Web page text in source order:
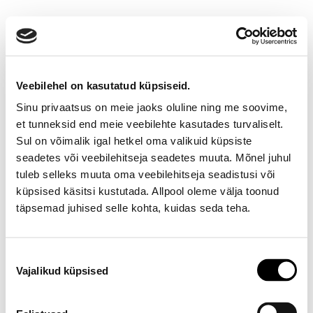
Veebilehel on kasutatud küpsiseid.
Sinu privaatsus on meie jaoks oluline ning me soovime,
et tunneksid end meie veebilehte kasutades turvaliselt.
Sul on võimalik igal hetkel oma valikuid küpsiste
seadetes või veebilehitseja seadetes muuta. Mõnel juhul
tuleb selleks muuta oma veebilehitseja seadistusi või
küpsised käsitsi kustutada. Allpool oleme välja toonud
täpsemad juhised selle kohta, kuidas seda teha.
valik
Vajalikud küpsised
Ootamatu viga!
Proovi varsti uuesti
Telefon E-R 9-17 6673334